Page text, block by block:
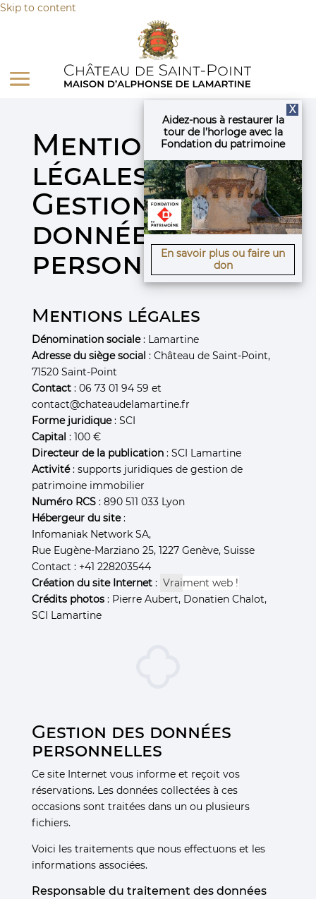
Panneau de gestion des cookies
Skip to content
X
Aidez-nous à restaurer la
tour de l’horloge avec la
Fondation du patrimoine
En savoir plus ou faire un
don
Mentions
légales et
Gestion des
données
personnelles
Mentions légales
Dénomination sociale: Lamartine
Adresse du siège social : Château de Saint-Point,
71520 Saint-Point
Contact: 06 73 01 94 59 et
chat
Forme juridique: SCI
Capital : 100 €
Directeur de la publication: SCI Lamartine
Activité: supports juridiques de gestion de
patrimoine immobilier
Numéro RCS: 890 511 033 Lyon
Hébergeur du site:
Infomaniak Network SA,
Rue Eugène-Marziano 25, 1227 Genève, Suisse
Contact : +41 228203544
Création du site Internet: Vraiment web !
Crédits photos: Pierre Aubert, Donatien Chalot,
SCI Lamartine
Gestion des données
personnelles
Ce site Internet vous informe et reçoit vos
réservations. Les données collectées à ces
occasions sont traitées dans un ou plusieurs
fichiers.
Voici les traitements que nous effectuons et les
informations associées.
Responsable du traitement des données